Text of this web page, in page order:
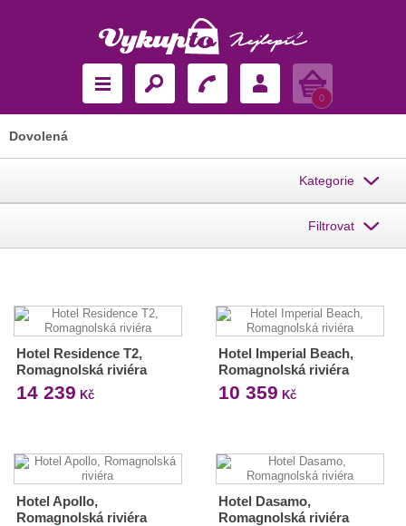
Košík
0
Dovolená
Kategorie
Filtrovat
Hotel Residence T2,
Romagnolská riviéra
14 239 Kč
Hotel Imperial Beach,
Romagnolská riviéra
10 359 Kč
Hotel Apollo,
Romagnolská riviéra
Hotel Dasamo,
Romagnolská riviéra